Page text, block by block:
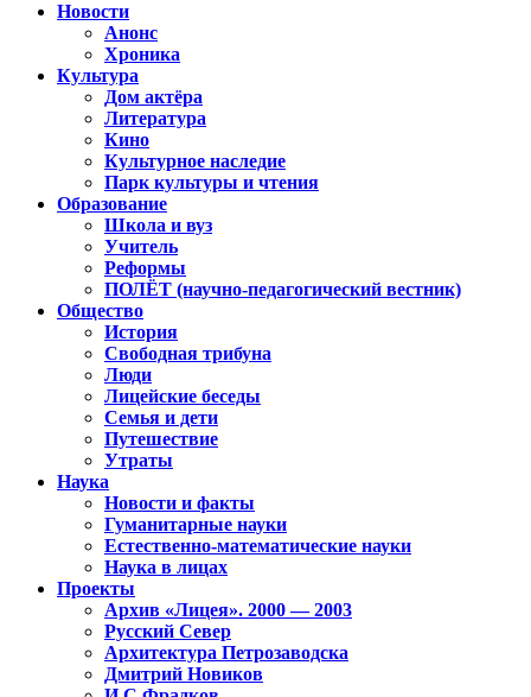
Новости
Анонс
Хроника
Культура
Дом актёра
Литература
Кино
Культурное наследие
Парк культуры и чтения
Образование
Школа и вуз
Учитель
Реформы
ПОЛЁТ (научно-педагогический вестник)
Общество
История
Свободная трибуна
Люди
Лицейские беседы
Семья и дети
Путешествие
Утраты
Наука
Новости и факты
Гуманитарные науки
Естественно-математические науки
Наука в лицах
Проекты
Архив «Лицея». 2000 — 2003
Русский Север
Архитектура Петрозаводска
Дмитрий Новиков